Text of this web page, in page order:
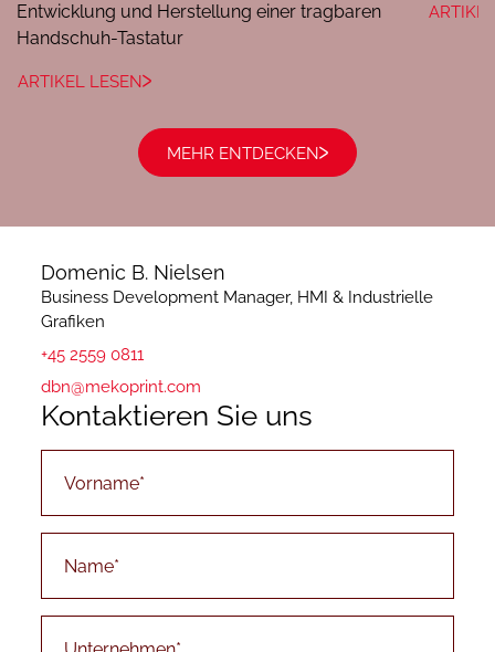
Entwicklung und Herstellung einer tragbaren
Handschuh-Tastatur
ARTIKEL LESEN
MEHR ENTDECKEN
Domenic B. Nielsen
Business Development Manager, HMI & Industrielle
Grafiken
+45 2559 0811
dbn@mekoprint.com
Kontaktieren Sie uns